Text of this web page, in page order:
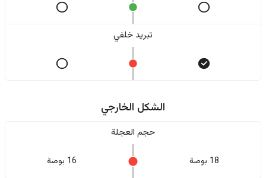
تبريد خلفي
الشكل الخارجي
حجم العجلة
18 بوصة 16 بوصة